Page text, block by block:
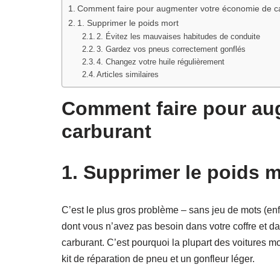
Comment faire pour augmenter votre économie de
1. Supprimer le poids mort
2. Évitez les mauvaises habitudes de conduite
3. Gardez vos pneus correctement gonflés
4. Changez votre huile régulièrement
Articles similaires
Comment faire pour
carburant
1. Supprimer le poids
C’est le plus gros problème – sans jeu de mots
dont vous n’avez pas besoin dans votre coffre et
carburant. C’est pourquoi la plupart des voitures
kit de réparation de pneu et un gonfleur léger.